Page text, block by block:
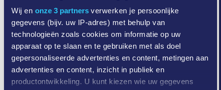
Wij en onze 3 partnersverwerken je persoonlijke
gegevens (bijv. uw IP-adres) met behulp van
technologieën zoals cookies om informatie op uw
apparaat op te slaan en te gebruiken met als doel
gepersonaliseerde advertenties en content, metingen aan
advertenties en content, inzicht in publiek en
productontwikkeling. U kunt kiezen wie uw gegevens
Endel staat voor je klaar om samen te
bekijken hoe onze promo labels
perfect aansluiten bij jouw product en
productieproces. Neem gerust contact
op voor persoonlijk advies.